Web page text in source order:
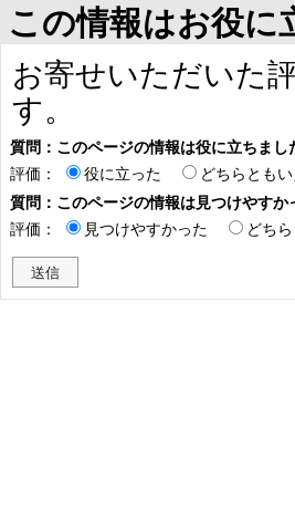
この情報はお役に
お寄せいただいた
す。
質問：このページの情報は役に立ちまし
評価：
役に立った どちらとも
質問：このページの情報は見つけやすか
評価：
見つけやすかった どち